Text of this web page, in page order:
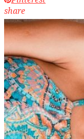
share